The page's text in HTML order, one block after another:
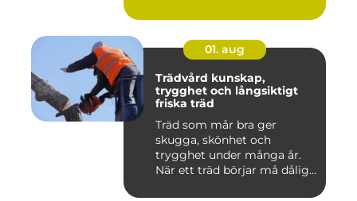
01. aug
Trädvård kunskap,
trygghet och långsiktigt
friska träd
Träd som mår bra ger
skugga, skönhet och
trygghet under många år.
När ett träd börjar må dåligt